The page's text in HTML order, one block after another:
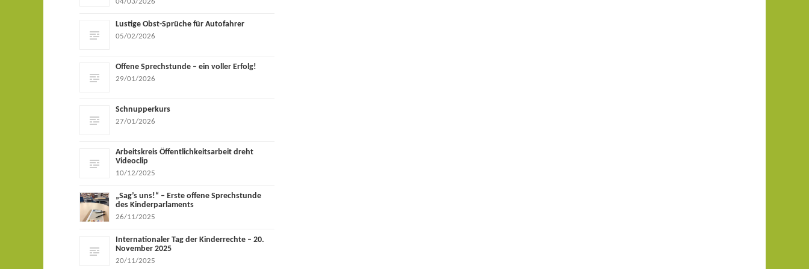
Lustige Obst-Sprüche für Autofahrer
05/02/2026
Offene Sprechstunde – ein voller Erfolg!
29/01/2026
Schnupperkurs
27/01/2026
Arbeitskreis Öffentlichkeitsarbeit dreht
Videoclip
10/12/2025
„Sag’s uns!“ – Erste offene Sprechstunde
des Kinderparlaments
26/11/2025
Internationaler Tag der Kinderrechte – 20.
November 2025
20/11/2025